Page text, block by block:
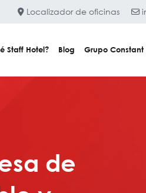
Localizador de oficinas
Staff Hotel? Blog Grupo Constant
de